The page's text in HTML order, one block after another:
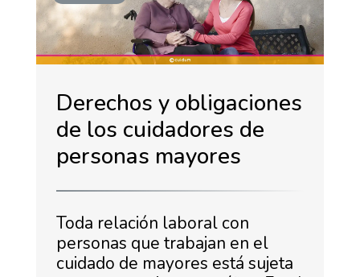
Derechos y obligaciones
de los cuidadores de
personas mayores
Toda relación laboral con
personas que trabajan en el
cuidado de mayores está sujeta